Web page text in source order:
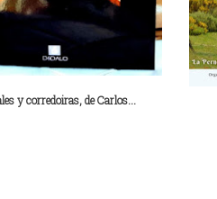
y corredoiras, de Carlos...